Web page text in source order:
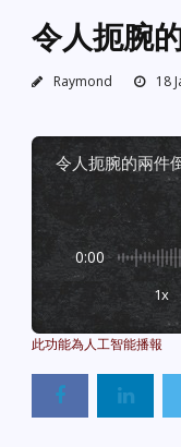
令人扼腕
Raymond 18
令人扼腕的兩
0:00
1x